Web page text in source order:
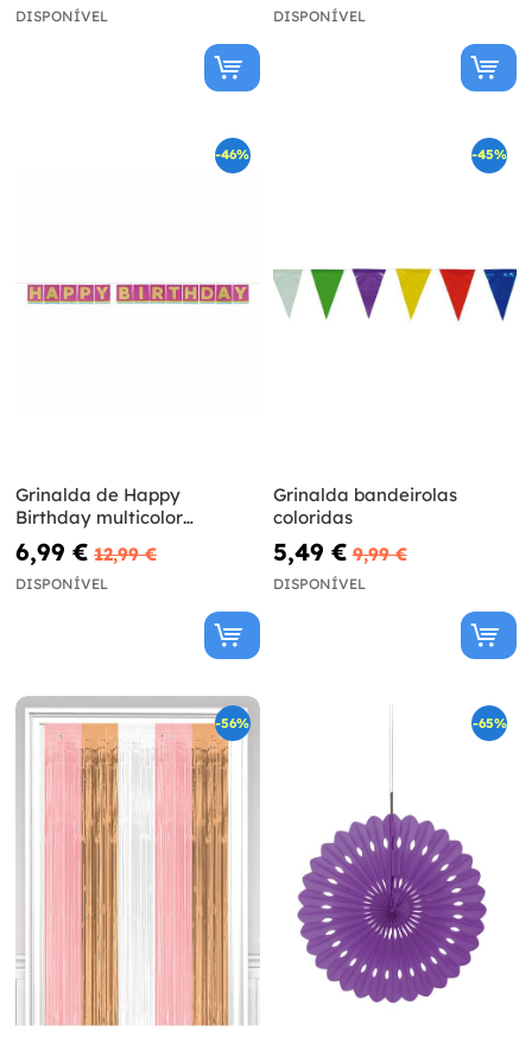
DISPONÍVEL DISPONÍVEL
-46%
Grinalda de Happy
Birthday multicolor
(33x33cm) - Bright Triangle
6,99 € 12,99 €
DISPONÍVEL
-45%
Grinalda bandeirolas
coloridas
5,49 € 9,99 €
DISPONÍVEL
-56% -65%